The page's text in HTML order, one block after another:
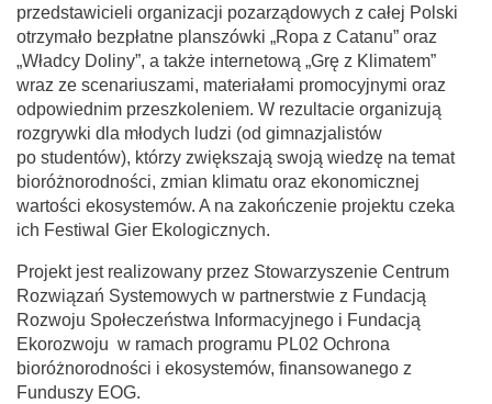
przedstawicieli organizacji pozarządowych z całej Polski
otrzymało bezpłatne planszówki „Ropa z Catanu” oraz
„Władcy Doliny”, a także internetową „Grę z Klimatem”
wraz ze scenariuszami, materiałami promocyjnymi oraz
odpowiednim przeszkoleniem. W rezultacie organizują
rozgrywki dla młodych ludzi (od gimnazjalistów
po studentów), którzy zwiększają swoją wiedzę na temat
bioróżnorodności, zmian klimatu oraz ekonomicznej
wartości ekosystemów. A na zakończenie projektu czeka
ich Festiwal Gier Ekologicznych.
Projekt jest realizowany przez Stowarzyszenie Centrum
Rozwiązań Systemowych w partnerstwie z Fundacją
Rozwoju Społeczeństwa Informacyjnego i Fundacją
Ekorozwoju w ramach programu PL02 Ochrona
bioróżnorodności i ekosystemów, finansowanego z
Funduszy EOG.